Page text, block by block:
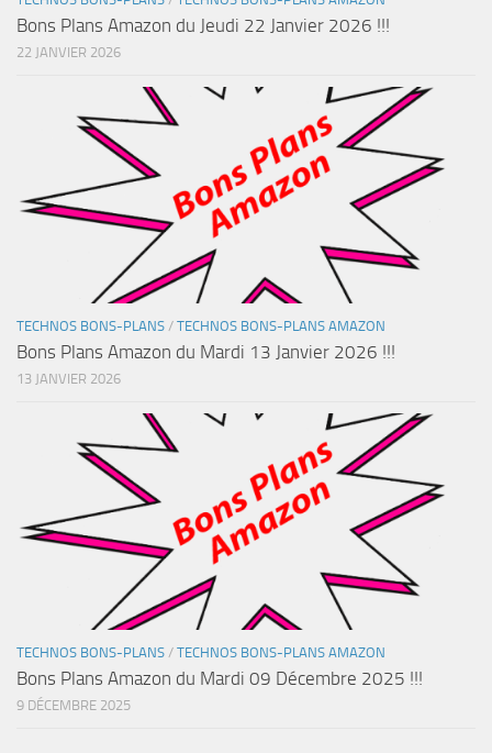
Bons Plans Amazon du Jeudi 22 Janvier 2026 !!!
22 JANVIER 2026
TECHNOS BONS-PLANS / TECHNOS BONS-PLANS AMAZON
Bons Plans Amazon du Mardi 13 Janvier 2026 !!!
13 JANVIER 2026
TECHNOS BONS-PLANS / TECHNOS BONS-PLANS AMAZON
Bons Plans Amazon du Mardi 09 Décembre 2025 !!!
9 DÉCEMBRE 2025